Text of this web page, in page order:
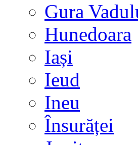
Gura
Hunedoara
Iași
Ieud
Ineu
Însurăței